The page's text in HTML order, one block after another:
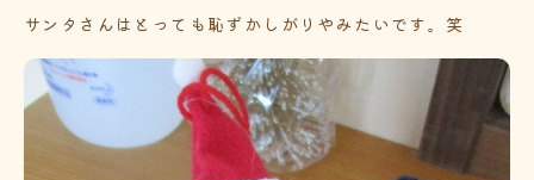
サンタさんはとっても恥ずかしがりやみたいです。笑